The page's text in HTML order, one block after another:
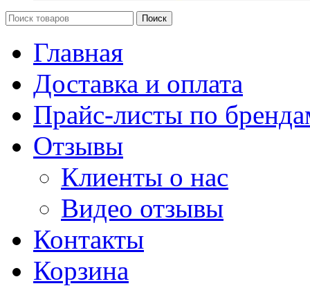
Поиск
Главная
Доставка и оплата
Прайс-листы по
Отзывы
Клиенты о нас
Видео отзывы
Контакты
Корзина